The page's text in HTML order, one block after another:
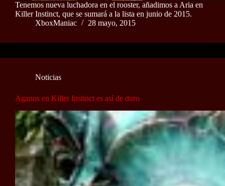
Tenemos nueva luchadora en el rooster, añadimos a Aria en
Killer Instinct, que se sumará a la lista en junio de 2015.
XboxManiac
28 mayo, 2015
Noticias
Aganos en Killer Instinct es así de duro